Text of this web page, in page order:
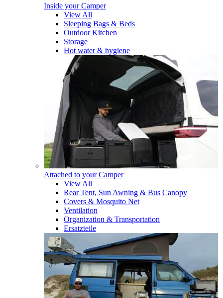
Inside your Camper
View All
Sleeping Bags & Beds
Outdoor Kitchen
Storage
Hot water & hygiene
Attached to your Camper
View All
Rear Tent, Sun Awning & Bus Canopy
Covers & Mosquito Net
Ventilation
Organization & Transportation
Ersatzteile